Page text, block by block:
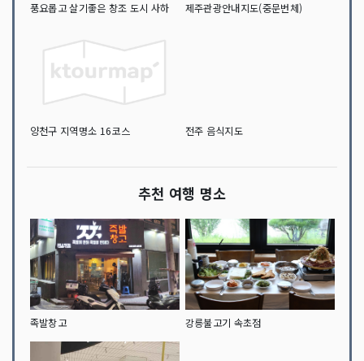
풍요롭고 살기좋은 창조 도시 사하 제주관광안내지도(중문번체)
양천구 지역명소 16코스 전주 음식지도
추천 여행 명소
족발창고 강릉불고기 속초점